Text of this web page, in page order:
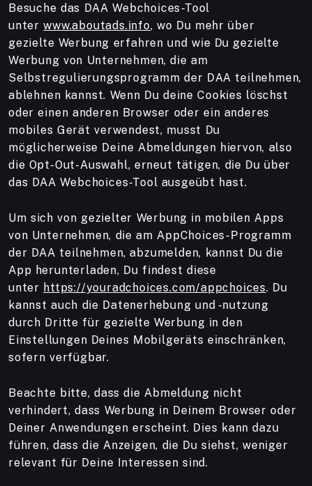
Besuche das DAA Webchoices-Tool
unterwww.aboutads.info, wo Du mehr über
gezielte Werbung erfahren und wie Du gezielte
Werbung von Unternehmen, die am
Selbstregulierungsprogramm der DAA teilnehmen,
ablehnen kannst. Wenn Du deine Cookies löschst
oder einen anderen Browser oder ein anderes
mobiles Gerät verwendest, musst Du
möglicherweise Deine Abmeldungen hiervon, also
die Opt-Out-Auswahl, erneut tätigen, die Du über
das DAA Webchoices-Tool ausgeübt hast.
Um sich von gezielter Werbung in mobilen Apps
von Unternehmen, die am AppChoices-Programm
der DAA teilnehmen, abzumelden, kannst Du die
App herunterladen, Du findest diese
unter https://youradchoices.com/appchoices. Du
kannst auch die Datenerhebung und -nutzung
durch Dritte für gezielte Werbung in den
Einstellungen Deines Mobilgeräts einschränken,
sofern verfügbar.
Beachte bitte, dass die Abmeldung nicht
verhindert, dass Werbung in Deinem Browser oder
Deiner Anwendungen erscheint. Dies kann dazu
führen, dass die Anzeigen, die Du siehst, weniger
relevant für Deine Interessen sind.